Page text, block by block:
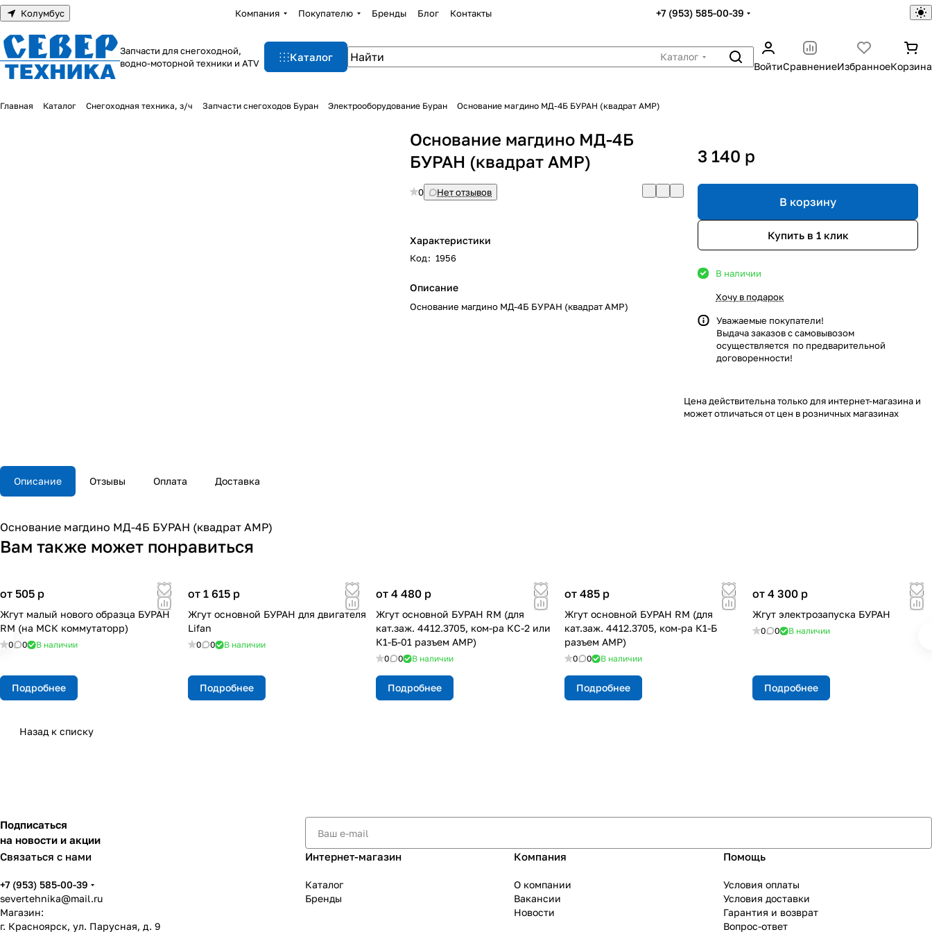
Колумбус Компания Покупателю Бренды Блог Контакты +7 (953) 585-00-39
Запчасти для снегоходной,
водно-моторной техники и ATV
Каталог
Каталог
ВойтиСравнениеИзбранноеКорзина
Главная Каталог Снегоходная техника, з/ч Запчасти снегоходов Буран Электрооборудование Буран Основание магдино МД-4Б БУРАН (квадрат АМР)
Основание магдино МД-4Б
БУРАН (квадрат АМР)
0 Нет отзывов
Характеристики
Код: 1956
Описание
Основание магдино МД-4Б БУРАН (квадрат АМР)
3 140 p
В корзину
Купить в 1 клик
В наличии
Хочу в подарок
Уважаемые покупатели!
Выдача заказов с самовывозом
осуществляется по предварительной
договоренности!
Цена действительна только для интернет-магазина и
может отличаться от цен в розничных магазинах
Описание Отзывы Оплата Доставка
Основание магдино МД-4Б БУРАН (квадрат АМР)
Вам также может понравиться
от 505 p
Жгут малый нового образца БУРАН
RM (на МСК коммутаторр)
0 0 В наличии
Подробнее
от 1 615 p
Жгут основной БУРАН для двигателя
Lifan
0 0 В наличии
Подробнее
от 4 480 p
Жгут основной БУРАН RM (для
кат.заж. 4412.3705, ком-ра КС-2 или
К1-Б-01 разъем АМР)
0 0 В наличии
Подробнее
от 485 p
Жгут основной БУРАН RM (для
кат.заж. 4412.3705, ком-ра К1-Б
разъем АМР)
0 0 В наличии
Подробнее
от 4 300 p
Жгут электрозапуска БУРАН
0 0 В наличии
Подробнее
Назад к списку
Подписаться
на новости и акции
Связаться с нами
+7 (953) 585-00-39
severtehnika@mail.ru
Магазин:
г. Красноярск, ул. Парусная, д. 9
Интернет-магазин
Каталог
Бренды
Компания
О компании
Вакансии
Новости
Помощь
Условия оплаты
Условия доставки
Гарантия и возврат
Вопрос-ответ